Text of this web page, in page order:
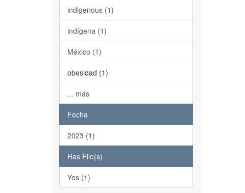
indigenous (1)
indígena (1)
México (1)
obesidad (1)
... más
Fecha
2023 (1)
Has File(s)
Yes (1)